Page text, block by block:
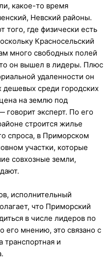
какое-то время
Невский районы.
того, где физически есть
Красносельский
много свободных полей
он вышел в лидеры. Плюс
удаленности он
среди городских
на землю под
эксперт. По его
строится жилье
спроса, в Приморском
участки, которые
совхозные земли,
исполнительный
что Приморский
в числе лидеров по
его мнению, это связано с
транспортная и